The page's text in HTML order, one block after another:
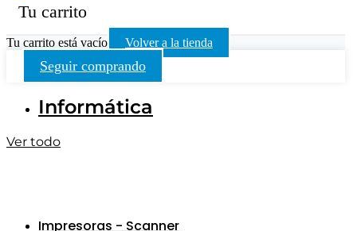
Tu carrito
Tu carrito está vacío Volver a la tienda
Seguir comprando
Informática
Ver todo
Impresoras - Scanner